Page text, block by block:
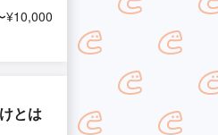
¥10,000
とは